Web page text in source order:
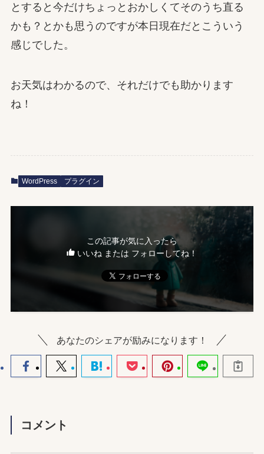
とすると今だけちょっとおかしくてそのうち直る
かも？とかも思うのですが本日現在だとこういう
感じでした。
お天気はわかるので、それだけでも助かります
ね！
WordPress プラグイン
この記事が気に入ったら
いいね または フォローしてね！
あなたのシェアが励みになります！
コメント